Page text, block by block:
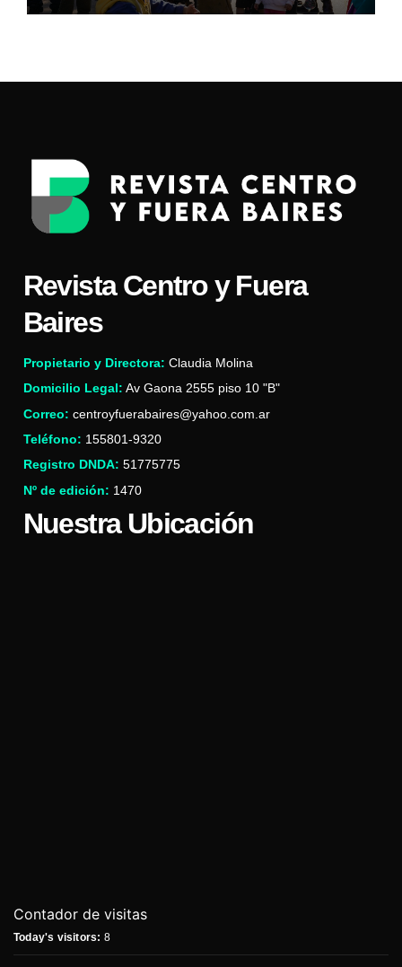
Revista Centro y Fuera
Baires
Propietario y Directora: Claudia Molina
Domicilio Legal: Av Gaona 2555 piso 10 "B"
Correo: centroyfuerabaires@yahoo.com.ar
Teléfono: 155801-9320
Registro DNDA: 51775775
Nº de edición: 1470
Nuestra Ubicación
Contador de visitas
Today's visitors: 8